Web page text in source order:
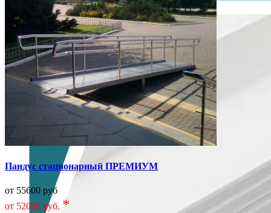
Пандус стационарный ПРЕМИУМ
от 55600 руб
от 52000 руб. *